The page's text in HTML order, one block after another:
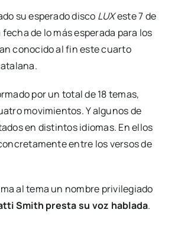
su esperado disco LUXeste 7 de
de lo más esperada para los
conocido al fin este cuarto
por un total de 18 temas,
movimientos. Y algunos de
en distintos idiomas. En ellos
entre los versos de
al tema un nombre privilegiado
Smith presta su voz hablada.